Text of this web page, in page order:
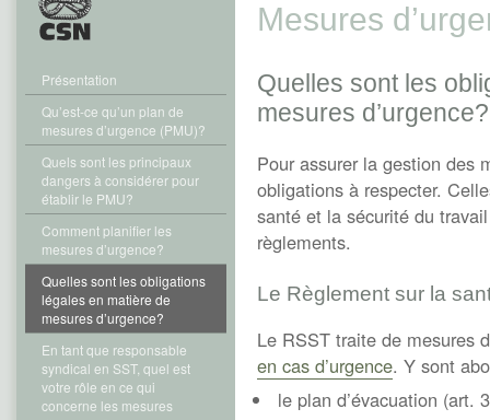
Présentation
Qu’est-ce qu’un plan de
mesures d’urgence (PMU)?
Quels sont les principaux
dangers à considérer pour
établir le PMU?
Comment planifier les
mesures d’urgence?
Quelles sont les obligations
légales en matière de
mesures d’urgence?
En tant que responsable
syndical en SST, quel est
votre rôle en ce qui
concerne les mesures
Mesures
Quelles sont les
mesures d’urgence?
Pour assurer la gestion des
obligations à respecter.
santé et la sécurité du
règlements.
Le Règlement sur la
Le RSST traite de mesures
en cas d’urgence. Y sont
le plan d’évacuation (art.